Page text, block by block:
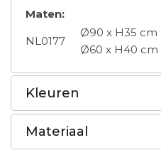
Maten:
NL0177
Ø90 x H35 cm
Ø60 x H40 cm
Kleuren
Materiaal